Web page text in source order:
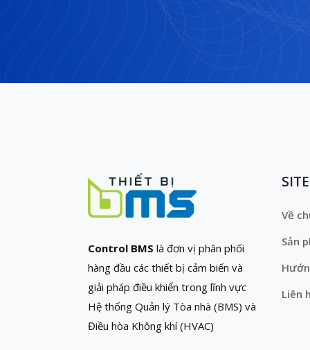
Control BMS là đơn vị phân phối
hàng đầu các thiết bị cảm biến và
giải pháp điều khiển trong lĩnh vực
Hệ thống Quản lý Tòa nhà (BMS) và
Điều hòa Không khí (HVAC)
Về
Sản
Liên